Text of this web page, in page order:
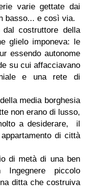
varie gettate dai
basso... e così via.
costruttore della
glielo imponeva: le
essendo autonome
su cui affacciavano
e una rete di
media borghesia
non erano di lusso,
a desiderare, il
di città
di metà di una ben
piccolo
ditta che costruiva